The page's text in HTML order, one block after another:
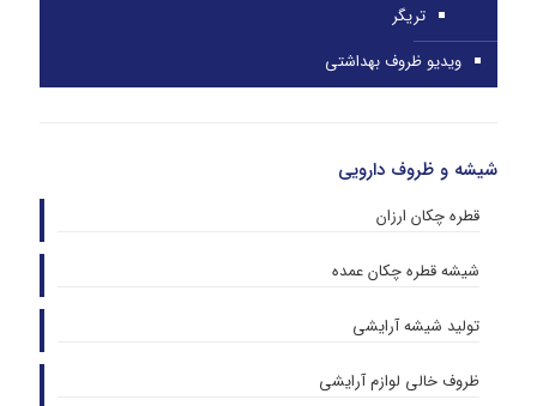
تریگر
ویدیو ظروف بهداشتی
شیشه و ظروف دارویی
قطره چکان ارزان
شیشه قطره چکان عمده
تولید شیشه آرایشی
ظروف خالی لوازم آرایشی